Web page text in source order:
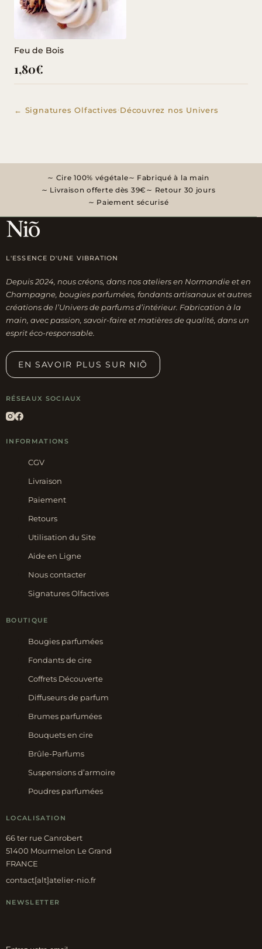
Feu de Bois
1,80€
← Signatures Olfactives·Découvrez nos Univers
Cire 100% végétale
Fabriqué à la main
Livraison offerte dès 39€
Retour 30 jours
Paiement sécurisé
L'ESSENCE D'UNE VIBRATION
Depuis 2024, nous créons, dans nos ateliers en Normandie et en
Champagne, bougies parfumées, fondants artisanaux et autres
créations de l’Univers de parfums d’intérieur. Fabrication à la
main, avec passion, savoir-faire et matières de qualité, dans un
esprit éco-responsable.
EN SAVOIR PLUS SUR NIÕ
RÉSEAUX SOCIAUX
INFORMATIONS
CGV
Livraison
Paiement
Retours
Utilisation du Site
Aide en Ligne
Nous contacter
Signatures Olfactives
BOUTIQUE
Bougies parfumées
Fondants de cire
Coffrets Découverte
Diffuseurs de parfum
Brumes parfumées
Bouquets en cire
Brûle-Parfums
Suspensions d’armoire
Poudres parfumées
LOCALISATION
66 ter rue Canrobert
51400 Mourmelon Le Grand
FRANCE
contact[alt]atelier-nio.fr
NEWSLETTER